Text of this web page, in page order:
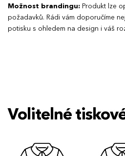
Možnost brandingu: Produkt lze
požadavků. Rádi vám doporučíme
potisku s ohledem na design i váš
Volitelné